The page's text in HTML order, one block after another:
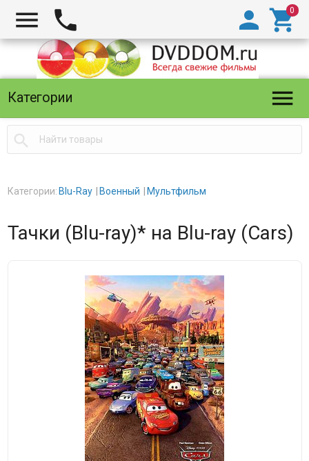
  

Категории 

Категории: Blu-Ray Военный Мультфильм
Тачки (Blu-ray)* на Blu-ray (Cars)